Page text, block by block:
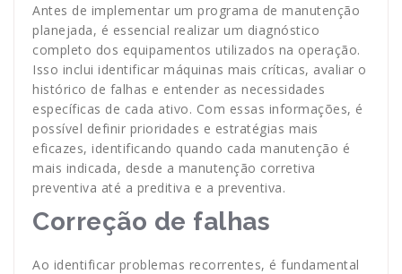
Antes de implementar um programa de manutenção
planejada, é essencial realizar um diagnóstico
completo dos equipamentos utilizados na operação.
Isso inclui identificar máquinas mais críticas, avaliar o
histórico de falhas e entender as necessidades
específicas de cada ativo. Com essas informações, é
possível definir prioridades e estratégias mais
eficazes, identificando quando cada manutenção é
mais indicada, desde a manutenção corretiva
preventiva até a preditiva e a preventiva.
Correção de falhas
Ao identificar problemas recorrentes, é fundamental